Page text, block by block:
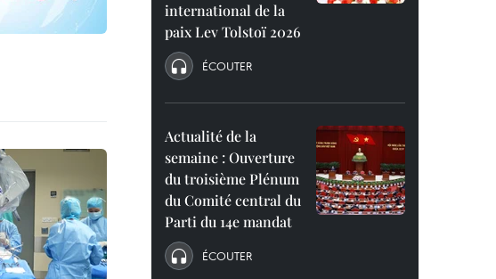
international de la
paix Lev Tolstoï 2026
ÉCOUTER
Actualité de la
semaine : Ouverture
du troisième Plénum
du Comité central du
Parti du 14e mandat
ÉCOUTER